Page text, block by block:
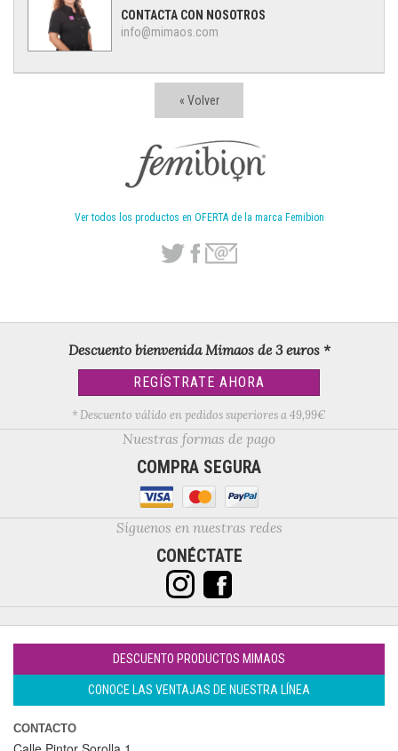
« Volver
Ver todos los productos en OFERTA de la marca Femibion
CONTACTA CON NOSOTROS
info@mimaos.com
Descuento bienvenida Mimaos de 3 euros *
REGÍSTRATE AHORA
* Descuento válido en pedidos superiores a 49,99€
Nuestras formas de pago
COMPRA SEGURA
Síguenos en nuestras redes
CONÉCTATE
DESCUENTO PRODUCTOS MIMAOS
CONOCE LAS VENTAJAS DE NUESTRA LÍNEA
CONTACTO